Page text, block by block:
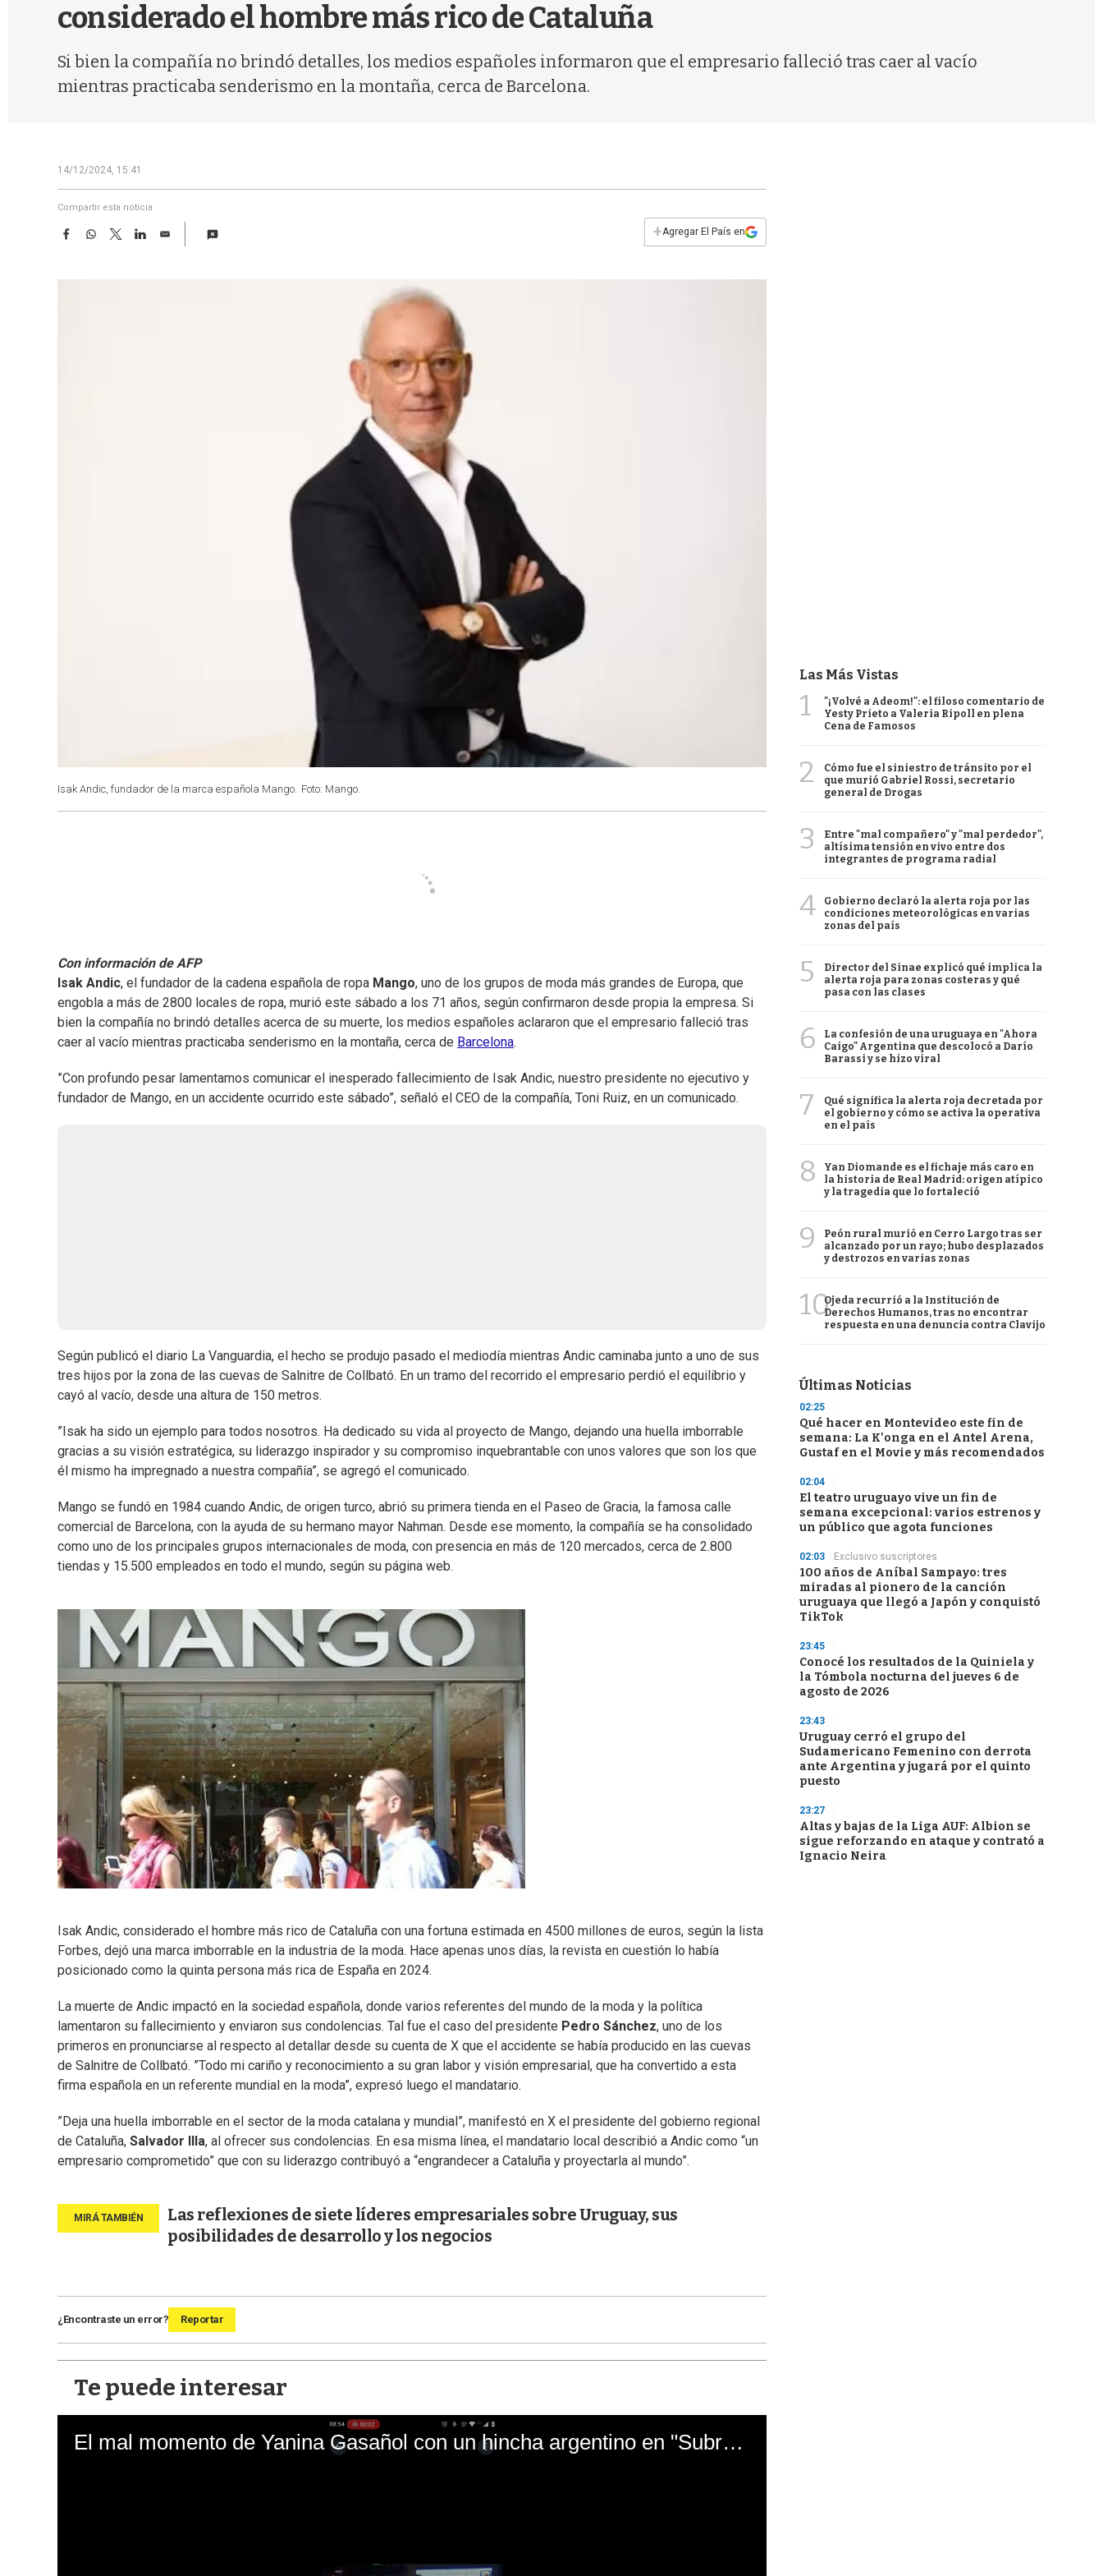
considerado el hombre más rico de Cataluña
Si bien la compañía no brindó detalles, los medios españoles informaron que el empresario falleció tras caer al vacío
mientras practicaba senderismo en la montaña, cerca de Barcelona.
14/12/2024, 15:41
Compartir esta noticia
F
e
W
T
w
L
E
+Agregar El País en
Isak Andic, fundador de la marca española Mango. Foto: Mango.
Con información de AFP
Isak Andic, el fundador de la cadena española de ropa Mango, uno de los grupos de moda más grandes de Europa, que
engobla a más de 2800 locales de ropa, murió este sábado a los 71 años, según confirmaron desde propia la empresa. Si
bien la compañía no brindó detalles acerca de su muerte, los medios españoles aclararon que el empresario falleció tras
caer al vacío mientras practicaba senderismo en la montaña, cerca de Barcelona.
”Con profundo pesar lamentamos comunicar el inesperado fallecimiento de Isak Andic, nuestro presidente no ejecutivo y
fundador de Mango, en un accidente ocurrido este sábado”, señaló el CEO de la compañía, Toni Ruiz, en un comunicado.
Según publicó el diario La Vanguardia, el hecho se produjo pasado el mediodía mientras Andic caminaba junto a uno de sus
tres hijos por la zona de las cuevas de Salnitre de Collbató. En un tramo del recorrido el empresario perdió el equilibrio y
cayó al vacío, desde una altura de 150 metros.
”Isak ha sido un ejemplo para todos nosotros. Ha dedicado su vida al proyecto de Mango, dejando una huella imborrable
gracias a su visión estratégica, su liderazgo inspirador y su compromiso inquebrantable con unos valores que son los que
él mismo ha impregnado a nuestra compañía”, se agregó el comunicado.
Mango se fundó en 1984 cuando Andic, de origen turco, abrió su primera tienda en el Paseo de Gracia, la famosa calle
comercial de Barcelona, con la ayuda de su hermano mayor Nahman. Desde ese momento, la compañía se ha consolidado
como uno de los principales grupos internacionales de moda, con presencia en más de 120 mercados, cerca de 2.800
tiendas y 15.500 empleados en todo el mundo, según su página web.
Isak Andic, considerado el hombre más rico de Cataluña con una fortuna estimada en 4500 millones de euros, según la lista
Forbes, dejó una marca imborrable en la industria de la moda. Hace apenas unos días, la revista en cuestión lo había
posicionado como la quinta persona más rica de España en 2024.
La muerte de Andic impactó en la sociedad española, donde varios referentes del mundo de la moda y la política
lamentaron su fallecimiento y enviaron sus condolencias. Tal fue el caso del presidente Pedro Sánchez, uno de los
primeros en pronunciarse al respecto al detallar desde su cuenta de X que el accidente se había producido en las cuevas
de Salnitre de Collbató. ”Todo mi cariño y reconocimiento a su gran labor y visión empresarial, que ha convertido a esta
firma española en un referente mundial en la moda”, expresó luego el mandatario.
”Deja una huella imborrable en el sector de la moda catalana y mundial”, manifestó en X el presidente del gobierno regional
de Cataluña, Salvador Illa, al ofrecer sus condolencias. En esa misma línea, el mandatario local describió a Andic como “un
empresario comprometido” que con su liderazgo contribuyó a “engrandecer a Cataluña y proyectarla al mundo”.
Las reflexiones de siete líderes empresariales sobre Uruguay, sus
posibilidades de desarrollo y los negocios
¿Encontraste un error? Reportar
Te puede interesar
El mal momento de Yanina Gasañol con un hincha argentino en "Subrayado"
Las Más Vistas
1
"¡Volvé a Adeom!": el filoso comentario de
Yesty Prieto a Valeria Ripoll en plena
Cena de Famosos
2
Cómo fue el siniestro de tránsito por el
que murió Gabriel Rossi, secretario
general de Drogas
3
Entre "mal compañero" y "mal perdedor",
altísima tensión en vivo entre dos
integrantes de programa radial
4
Gobierno declaró la alerta roja por las
condiciones meteorológicas en varias
zonas del país
5
Director del Sinae explicó qué implica la
alerta roja para zonas costeras y qué
pasa con las clases
6
La confesión de una uruguaya en "Ahora
Caigo" Argentina que descolocó a Darío
Barassi y se hizo viral
7
Qué significa la alerta roja decretada por
el gobierno y cómo se activa la operativa
en el país
8
Yan Diomande es el fichaje más caro en
la historia de Real Madrid: origen atípico
y la tragedia que lo fortaleció
9
Peón rural murió en Cerro Largo tras ser
alcanzado por un rayo; hubo desplazados
y destrozos en varias zonas
10Ojeda recurrió a la Institución de
Derechos Humanos, tras no encontrar
respuesta en una denuncia contra Clavijo
Últimas Noticias
02:25
Qué hacer en Montevideo este fin de
semana: La K'onga en el Antel Arena,
Gustaf en el Movie y más recomendados
02:04
El teatro uruguayo vive un fin de
semana excepcional: varios estrenos y
un público que agota funciones
02:03 Exclusivo suscriptores
100 años de Aníbal Sampayo: tres
miradas al pionero de la canción
uruguaya que llegó a Japón y conquistó
TikTok
23:45
Conocé los resultados de la Quiniela y
la Tómbola nocturna del jueves 6 de
agosto de 2026
23:43
Uruguay cerró el grupo del
Sudamericano Femenino con derrota
ante Argentina y jugará por el quinto
puesto
23:27
Altas y bajas de la Liga AUF: Albion se
sigue reforzando en ataque y contrató a
Ignacio Neira